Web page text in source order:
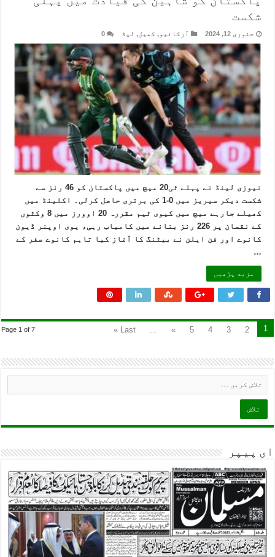
شکست
جنوری 12, 2024 آرکائیو, کھیل, لیڈ 0
نیوزی لینڈ نے پہلے ٹی20 میچ میں پاکستان کو 46 رنز سے
شکست دیکر سیریز میں 0-1 کی برتری حاصل کرلی۔ اکلینڈ میں
کھیلے جارہے میچ میں کیوی ٹیم مقررہ 20 اوورز میں 8 وکٹوں
کے نقصان پر 226 رنز بنانے میں کامیاب رہی، یوی اوپنر ڈیون
کانوے اور فن ایلن نے بیٹنگ کا آغاز کیا تاہم کانوے صفر کے
…
مزید پڑھیں
Page 1 of 7 1
2
3
4
5
»
...
Last »
ای پیپر